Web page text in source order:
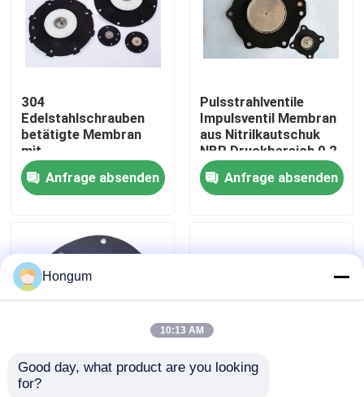
Über uns
Qualitätskontrolle
Neuigkeiten
Rechtssachen
Bitte um ein Angebot
Gummimembrandichtungen
Ventil-Gummimembran
304
Edelstahlschrauben
betätigte Membran
mit
Temperaturbereich
von minus 20 bis 150
Grad Celsius für
Industrieanwendungen
Anfrage absenden
Pulsstrahlventile
Impulsventil Membran
aus Nitrilkautschuk
NBR Druckbereich 0,2
bis 0,8 MPa
Komponente
Anfrage absenden
TPE-
Hongum
10:13 AM
Good day, what product are you looking
for?